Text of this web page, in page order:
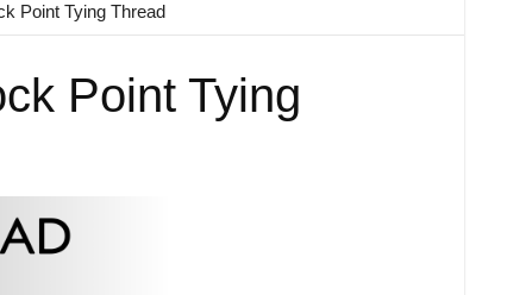
Point Tying Thread
Point Tying